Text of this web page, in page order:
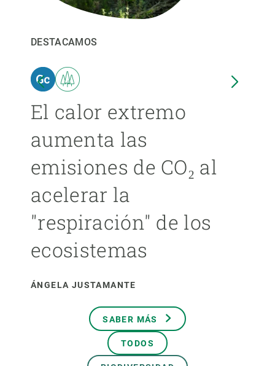
DESTACAMOS
El calor extremo
aumenta las
emisiones de CO₂ al
acelerar la
"respiración" de los
ecosistemas
ÁNGELA JUSTAMANTE
SABER MÁS
TODOS